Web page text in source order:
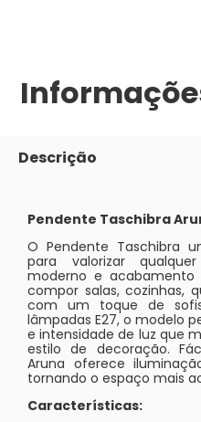
Descrição
Pendente Taschibra
O Pendente Taschibra
para valorizar
moderno e
compor salas, cozinhas,
com um toque de
lâmpadas E27, o modelo
e intensidade de luz que
estilo de decoração.
Aruna oferece
tornando o espaço mais
Características: